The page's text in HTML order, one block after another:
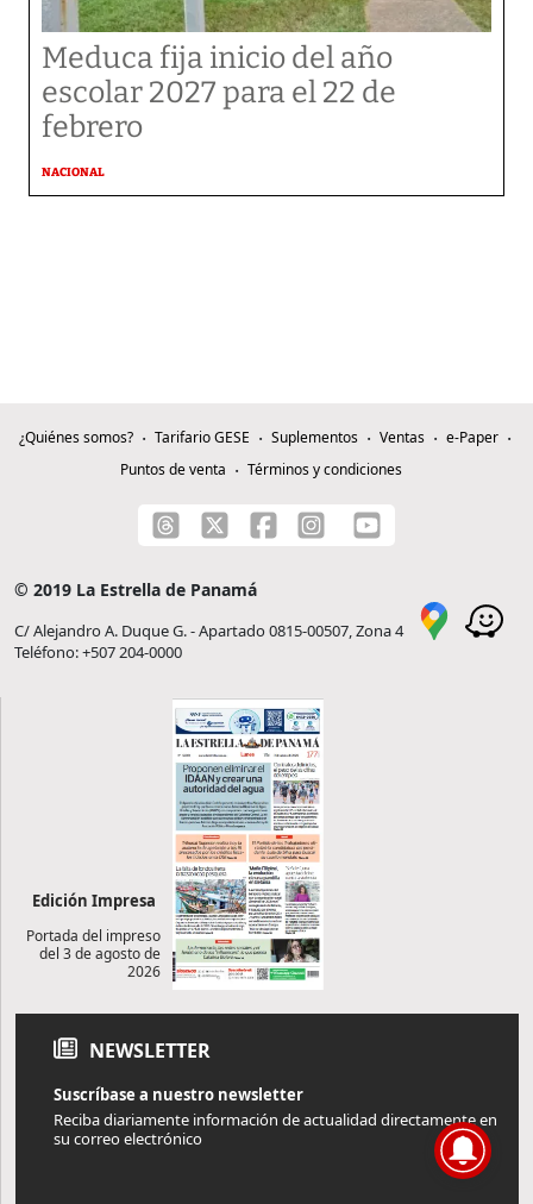
Meduca fija inicio del año
escolar 2027 para el 22 de
febrero
NACIONAL
¿Quiénes somos? Tarifario GESE Suplementos Ventas
e-Paper
Puntos de venta
Términos y condiciones
© 2019 La Estrella de Panamá
C/ Alejandro A. Duque G. - Apartado 0815-00507, Zona 4
Teléfono: +507 204-0000
Edición Impresa
Portada del impreso
del 3 de agosto de
2026
NEWSLETTER
Suscríbase a nuestro newsletter
Reciba diariamente información de actualidad directamente en
su correo electrónico